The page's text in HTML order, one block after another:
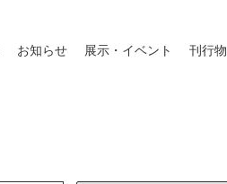
お知らせ 展示・イベント 刊行物